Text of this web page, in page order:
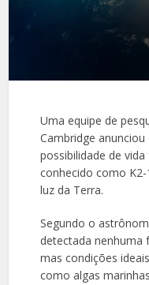
Uma equipe de
Cambridge
possibilidade de
conhecido como
luz da Terra.
Segundo o
detectada nenhuma
mas condições
como algas